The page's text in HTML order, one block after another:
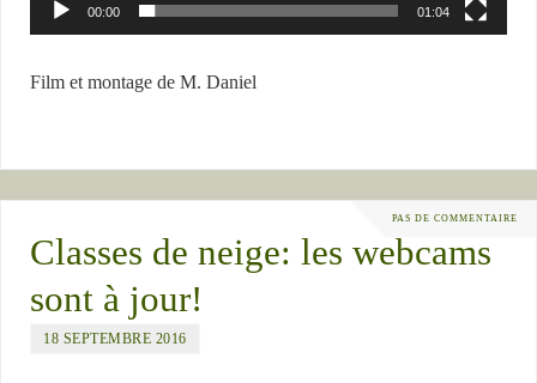
00:00 01:04
Film et montage de M. Daniel
PAS DE COMMENTAIRE
Classes de neige: les webcams
sont à jour!
18 SEPTEMBRE 2016